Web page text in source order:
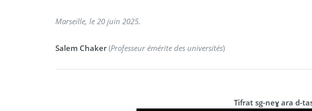
Marseille, le 20 juin 2025.
Salem Chaker(Professeur émérite des universités)
Tifrat sg-neɣ ara d-